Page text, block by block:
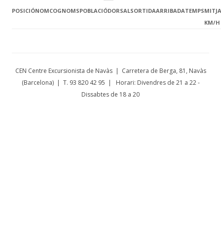
POSICIÓNOMCOGNOMSPOBLACIÓDORSALSORTIDAARRIBADATEMPSMITJA
KM/H
CEN Centre Excursionista de Navàs | Carretera de Berga, 81, Navàs
(Barcelona) | T. 93 820 42 95 | Horari: Divendres de 21 a 22 -
Dissabtes de 18 a 20